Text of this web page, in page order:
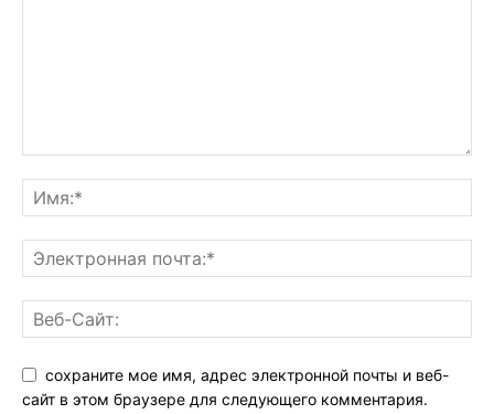
сохраните мое имя, адрес электронной почты и веб-
сайт в этом браузере для следующего комментария.